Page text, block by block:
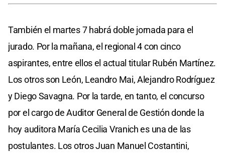
También el martes 7 habrá doble jornada para el
jurado. Por la mañana, el regional 4 con cinco
aspirantes, entre ellos el actual titular Rubén Martínez.
Los otros son León, Leandro Mai, Alejandro Rodríguez
y Diego Savagna. Por la tarde, en tanto, el concurso
por el cargo de Auditor General de Gestión donde la
hoy auditora María Cecilia Vranich es una de las
postulantes. Los otros Juan Manuel Costantini,